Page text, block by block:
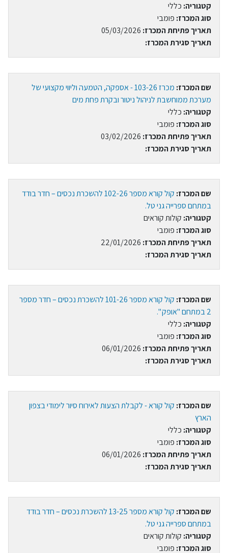
קטגוריה: כללי
סוג המכרז: פומבי
תאריך פתיחת המכרז: 05/03/2026
תאריך סגירת המכרז:
שם המכרז:
מכרז 103-26 - אספקה, הטמעה וליווי מקצועי של
מערכת ממוחשבת לניהול ניטור ובקרת פחת מים
קטגוריה: כללי
סוג המכרז: פומבי
תאריך פתיחת המכרז: 03/02/2026
תאריך סגירת המכרז:
שם המכרז:
קול קורא מספר 102-26 להשכרת נכסים – חדר בודד
במתחם ספרייה גני טל.
קטגוריה: קולות קוראים
סוג המכרז: פומבי
תאריך פתיחת המכרז: 22/01/2026
תאריך סגירת המכרז:
שם המכרז:
קול קורא מספר 101-26 להשכרת נכסים – חדר מספר
2 במתחם "אופק ".
קטגוריה: כללי
סוג המכרז: פומבי
תאריך פתיחת המכרז: 06/01/2026
תאריך סגירת המכרז:
שם המכרז: קול קורא - לקבלת הצעות לאירוח סיור לימודי בצפון
הארץ
קטגוריה: כללי
סוג המכרז: פומבי
תאריך פתיחת המכרז: 06/01/2026
תאריך סגירת המכרז:
שם המכרז:
קול קורא מספר 13-25 להשכרת נכסים – חדר בודד
במתחם ספרייה גני טל.
קטגוריה: קולות קוראים
סוג המכרז: פומבי